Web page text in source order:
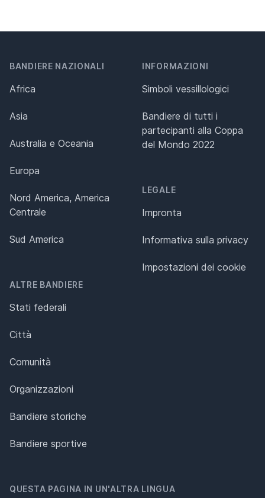
BANDIERE NAZIONALI
Africa
Asia
Australia e Oceania
Europa
Nord America, America
Centrale
Sud America
ALTRE BANDIERE
Stati federali
Città
Comunità
Organizzazioni
Bandiere storiche
Bandiere sportive
INFORMAZIONI
Simboli vessillologici
Bandiere di tutti i
partecipanti alla Coppa
del Mondo 2022
LEGALE
Impronta
Informativa sulla privacy
Impostazioni dei cookie
QUESTA PAGINA IN UN'ALTRA LINGUA